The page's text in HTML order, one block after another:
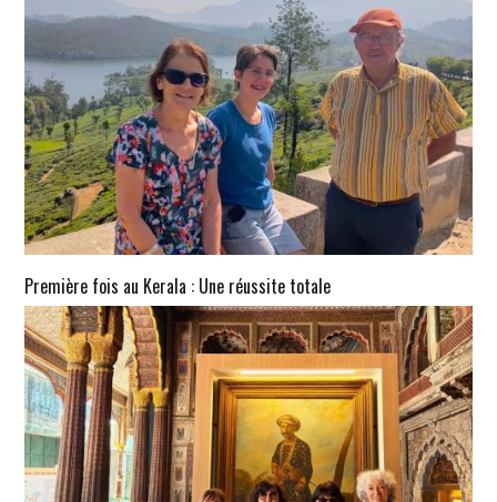
Première fois au Kerala : Une réussite totale